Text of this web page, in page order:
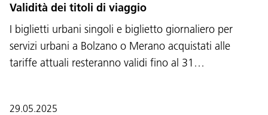
Validità dei titoli di viaggio
I biglietti urbani singoli e biglietto giornaliero per
servizi urbani a Bolzano o Merano acquistati alle
tariffe attuali resteranno validi fino al 31…
29.05.2025